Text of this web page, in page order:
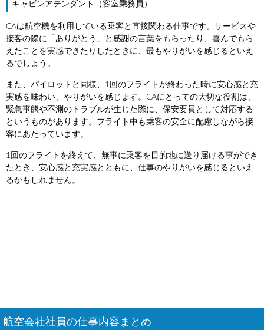
キャビンアテンダント（客室乗務員）
CAは航空機を利用している乗客と直接関わる仕事です。サービスや
接客の際に「ありがとう」と感謝の言葉をもらったり、喜んでもら
えたことを実感できたりしたときに、最もやりがいを感じるといえ
るでしょう。
また、パイロットと同様、1回のフライトが終わった時に安心感と充
実感を味わい、やりがいを感じます。CAにとっての大切な役割は、
緊急事態や不測のトラブルが生じた際に、保安要員として対応する
というものがあります。フライト中も乗客の安全に配慮しながら接
客にあたっています。
1回のフライトを終えて、無事に乗客を目的地に送り届ける事ができ
たとき、安心感と充実感とともに、仕事のやりがいを感じるといえ
るかもしれません。
航空会社社員の仕事内容まとめ